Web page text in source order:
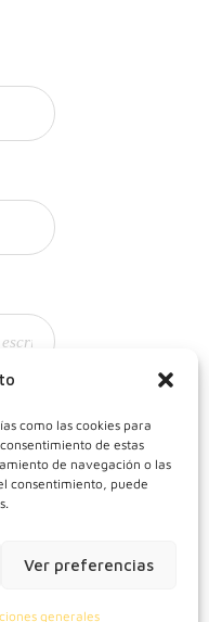
como las cookies para
de estas
de navegación o las
consentimiento, puede
Ver preferencias
generales